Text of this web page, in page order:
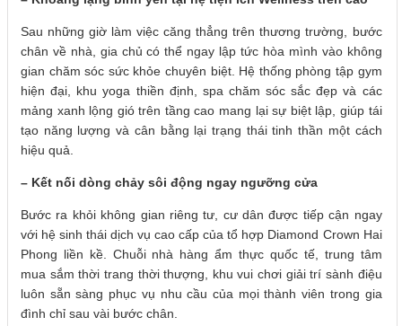
Sau những giờ làm việc căng thẳng trên thương trường, bước
chân về nhà, gia chủ có thể ngay lập tức hòa mình vào không
gian chăm sóc sức khỏe chuyên biệt. Hệ thống phòng tập gym
hiện đại, khu yoga thiền định, spa chăm sóc sắc đẹp và các
mảng xanh lộng gió trên tầng cao mang lại sự biệt lập, giúp tái
tạo năng lượng và cân bằng lại trạng thái tinh thần một cách
hiệu quả.
– Kết nối dòng chảy sôi động ngay ngưỡng cửa
Bước ra khỏi không gian riêng tư, cư dân được tiếp cận ngay
với hệ sinh thái dịch vụ cao cấp của tổ hợp Diamond Crown Hai
Phong liền kề. Chuỗi nhà hàng ẩm thực quốc tế, trung tâm
mua sắm thời trang thời thượng, khu vui chơi giải trí sành điệu
luôn sẵn sàng phục vụ nhu cầu của mọi thành viên trong gia
đình chỉ sau vài bước chân.